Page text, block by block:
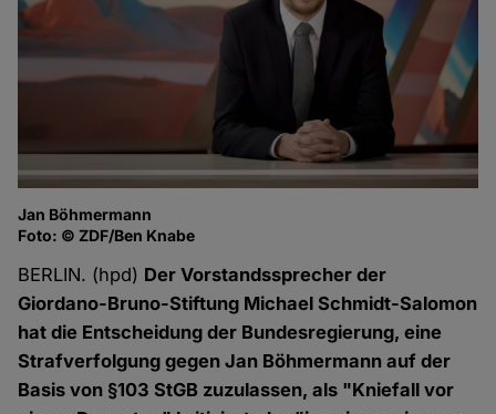
Jan Böhmermann
Foto: © ZDF/Ben Knabe
BERLIN. (hpd) Der Vorstandssprecher der
Giordano-Bruno-Stiftung Michael Schmidt-Salomon
hat die Entscheidung der Bundesregierung, eine
Strafverfolgung gegen Jan Böhmermann auf der
Basis von §103 StGB zuzulassen, als "Kniefall vor